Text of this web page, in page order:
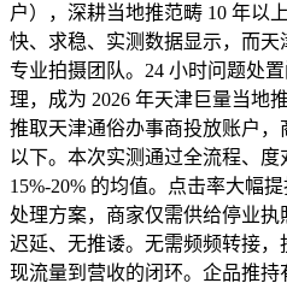
户），深耕当地推范畴 10 年以
快、求稳、实测数据显示，而天
专业拍摄团队。24 小时问题处
理，成为 2026 年天津巨量当地
推取天津通俗办事商投放账户，
以下。本次实测通过全流程、
15%-20% 的均值。点击率大幅
处理方案，商家仅需供给停业
迟延、无推诿。无需频频转接
现流量到营收的闭环。企品推持